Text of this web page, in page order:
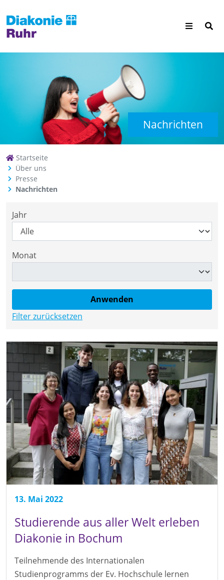
Nachrichten
Startseite
Über uns
Presse
Nachrichten
Jahr
Monat
Filter zurücksetzen
13. Mai 2022
Studierende aus aller Welt erleben
Diakonie in Bochum
Teilnehmende des Internationalen
Studienprogramms der Ev. Hochschule lernen